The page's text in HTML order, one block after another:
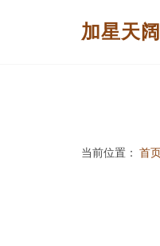
加星天
当前位置： 首